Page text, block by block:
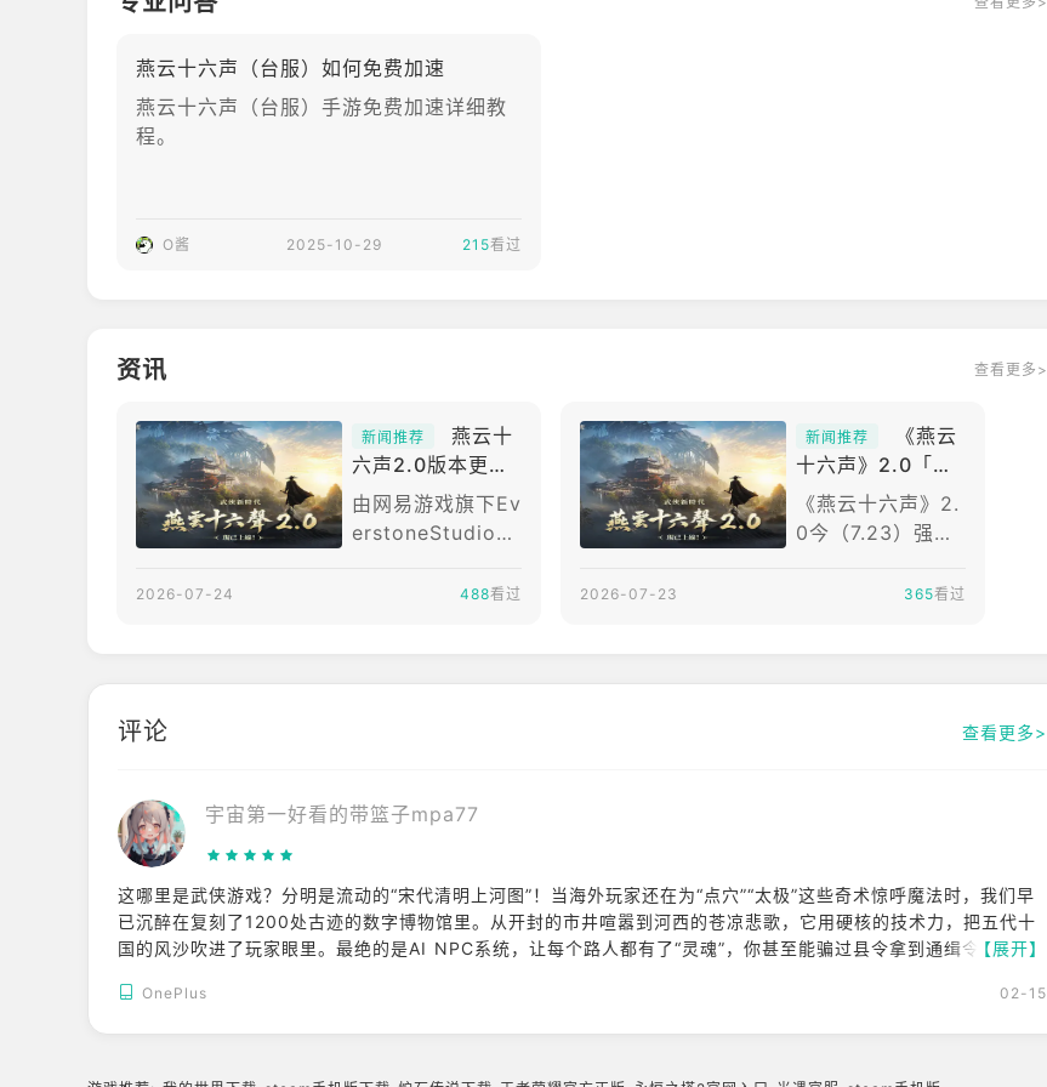
燕云十六声（台服）如何免费加速
燕云十六声（台服）手游免费加速详细教
程。
O酱 2025-10-29 215看过
资讯 查看更多>
新闻推荐
六声2.0版本更新
「不见山」2026
漫画博览会亮相
由网易游戏旗下Ev
erstoneStudio打
的武侠开放世界动
于今（23）日正
将武侠开放世界的
的「横向跑图」升
级为「纵向攀山解
谜」，并融入独具
伴随新版本登场，
2026-07-24 488看过
新闻推荐
十六声》2.0「不
见山」强势来袭
「2026漫画博览
《燕云十六声》2.
0今（7.23）强势
来全新升级！「2
「海底捞」推限定
声》2.0版本于20
26年7月23日正式
上线。本次更新首
域「不见山」，将
2026-07-23 365看过
评论 查看更多>
宇宙第一好看的带篮子mpa77
这哪里是武侠游戏？分明是流动的“宋代清明上河图”！当海外玩家还在为“点穴”“太极”这些奇术惊呼魔法时，我们早
已沉醉在复刻了1200处古迹的数字博物馆里。从开封的市井喧嚣到河西的苍凉悲歌，它用硬核的技术力，把五代十
国的风沙吹进了玩家眼里。最绝的是AI NPC系统，让每个路人都有了“灵魂”，你甚至能骗过县令拿到通缉令——这
老外心甘情愿地学中文、吹箫、练太极。这江湖，不止于打打杀杀，更是中国人的浪漫与风骨。
【展开】
OnePlus 02-15